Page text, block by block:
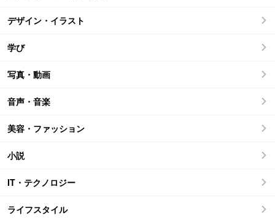
デザイン・イラスト
学び
写真・動画
音声・音楽
美容・ファッション
小説
IT・テクノロジー
ライフスタイル